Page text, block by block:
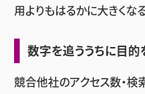
用よりもはるかに大きくな
数字を追ううちに目的
競合他社のアクセス数・検